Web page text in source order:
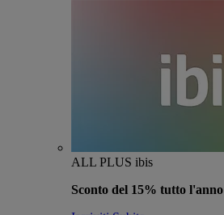
ALL PLUS ibis
Sconto del 15% tutto l'anno